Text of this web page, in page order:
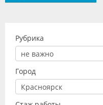
Резюме
Объявления
Видео
Форум
Рубрика
Город